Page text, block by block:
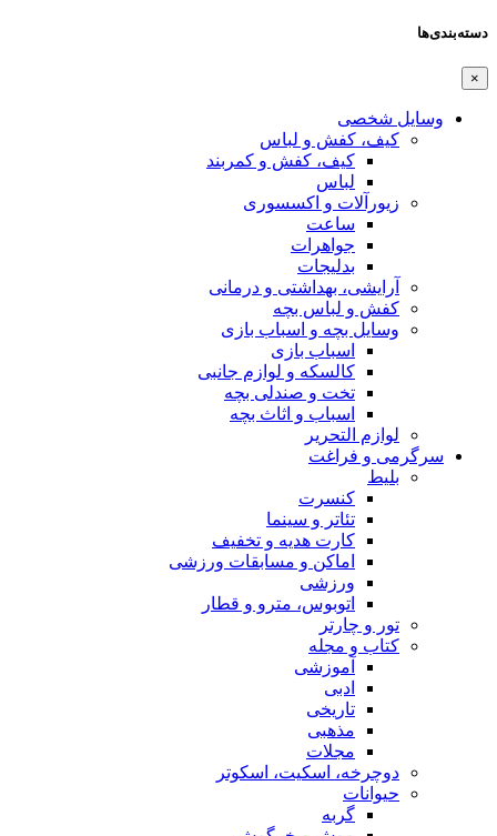
دسته‌بندی‌ها
×
وسایل شخصی
کیف، کفش و لباس
کیف، کفش و کمربند
لباس
زیورآلات و اکسسوری
ساعت
جواهرات
بدلیجات
آرایشی، بهداشتی و درمانی
کفش و لباس بچه
وسایل بچه و اسباب بازی
اسباب بازی
کالسکه و لوازم جانبی
تخت و صندلی بچه
اسباب و اثاث بچه
لوازم التحریر
سرگرمی و فراغت
بلیط
کنسرت
تئاتر و سینما
کارت هدیه و تخفیف
اماکن و مسابقات ورزشی
ورزشی
اتوبوس، مترو و قطار
تور و چارتر
کتاب و مجله
آموزشی
ادبی
تاریخی
مذهبی
مجلات
دوچرخه، اسکیت، اسکوتر
حیوانات
گربه